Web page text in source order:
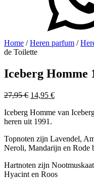
Home /Heren parfum /
de Toilette
Iceberg Homme
27,95€ Oorspronkelijke
was:
27,95 €.
14,95 €Huidige
is:
Iceberg Homme van
heren uit 1991.
Topnoten zijn Lavendel,
Neroli, Mandarijn en Rode
Hartnoten zijn
Hyacint en Roos